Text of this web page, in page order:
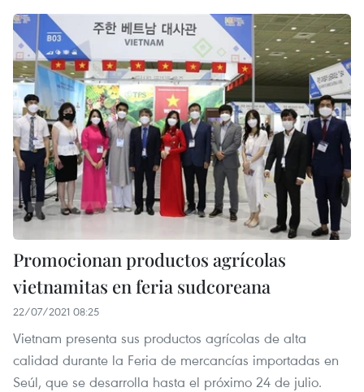
Promocionan productos agrícolas
vietnamitas en feria sudcoreana
22/07/2021 08:25
Vietnam presenta sus productos agrícolas de alta
calidad durante la Feria de mercancías importadas en
Seúl, que se desarrolla hasta el próximo 24 de julio.